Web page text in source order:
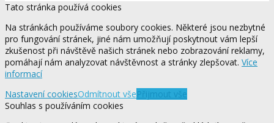
Tato stránka používá cookies
Na stránkách používáme soubory cookies. Některé jsou nezbytné
pro fungování stránek, jiné nám umožňují poskytnout vám lepší
zkušenost při návštěvě našich stránek nebo zobrazování reklamy,
pomáhají nám analyzovat návštěvnost a stránky zlepšovat. Více
informací
Nastavení cookiesOdmítnout všePřijmout vše
Souhlas s používáním cookies